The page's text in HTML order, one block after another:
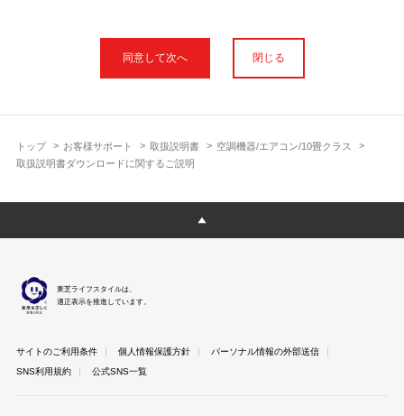
トップ お客様サポート 取扱説明書
空調機器/エアコン/10畳クラス
取扱説明書ダウンロードに関するご説明
使用上のご注意や安全上のご注意、また測定基準や数値等は取扱
説明書が作成された時点での基準に応じた内容となっております
明書以外の印刷物が同梱されている場合がありますが、本サイト
ではそれらを全て公開しておりませんのであらかじめご了承くだ
本サイトのサービスは予告なく中止または内容を変更する場合が
ございますのであらかじめご了承ください。
さま以外からのお問い合わせにはお答えできない場合があります
のであらかじめご了承ください。
閉じる
東芝ライフスタイルは、
適正表示を推進しています。
サイトのご利用条件 個人情報保護方針
パーソナル情報の外部送信
SNS利用規約
公式SNS一覧